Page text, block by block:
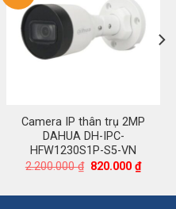
Camera IP thân trụ 2MP
DAHUA DH-IPC-
HFW1230S1P-S5-VN
2.200.000₫ Giá
2.200.000 ₫.
820.000₫Giá
hiện
là: